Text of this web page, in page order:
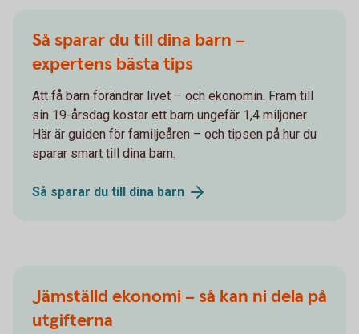
Så sparar du till dina barn –
expertens bästa tips
Att få barn förändrar livet – och ekonomin. Fram till
sin 19-årsdag kostar ett barn ungefär 1,4 miljoner.
Här är guiden för familjeåren – och tipsen på hur du
sparar smart till dina barn.
Så sparar du till dina barn
Jämställd ekonomi – så kan ni dela på
utgifterna